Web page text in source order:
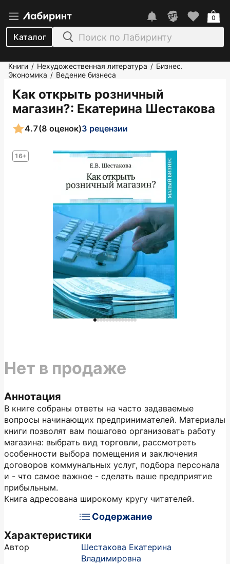
Каталог
0
Книги / Нехудожественная литература / Бизнес.
Экономика / Ведение бизнеса
Как открыть розничный
магазин?: Екатерина Шестакова
16+
4.7(8 оценок)3 рецензии
Аннотация
В книге собраны ответы на часто задаваемые
вопросы начинающих предпринимателей. Материалы
книги позволят вам пошагово организовать работу
магазина: выбрать вид торговли, рассмотреть
особенности выбора помещения и заключения
договоров коммунальных услуг, подбора персонала
и - что самое важное - сделать ваше предприятие
прибыльным.
Книга адресована широкому кругу читателей.
Содержание
Характеристики
Автор
Шестакова Екатерина
Владимировна
Нет в продаже